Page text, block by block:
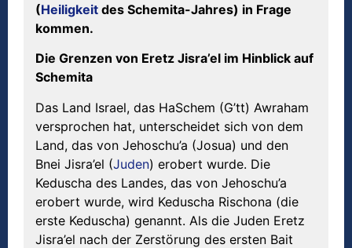
(Heiligkeit des Schemita-Jahres) in Frage
kommen.
Die Grenzen von Eretz Jisra’el im Hinblick auf
Schemita
Das Land Israel, das HaSchem (G’tt) Awraham
versprochen hat, unterscheidet sich von dem
Land, das von Jehoschu’a (Josua) und den
Bnei Jisra’el (Juden) erobert wurde. Die
Keduscha des Landes, das von Jehoschu’a
erobert wurde, wird Keduscha Rischona (die
erste Keduscha) genannt. Als die Juden Eretz
Jisra’el nach der Zerstörung des ersten Bait